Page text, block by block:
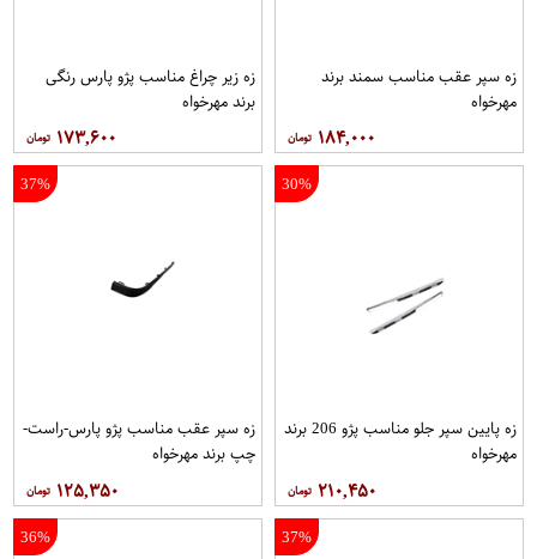
زه سپر عقب مناسب سمند برند
مهرخواه
۱۸۴,۰۰۰
زه زیر چراغ مناسب پژو پارس رنگی
برند مهرخواه
۱۷۳,۶۰۰
30%
زه پایین سپر جلو مناسب پژو 206 برند
مهرخواه
۲۱۰,۴۵۰
37%
زه سپر عقب مناسب پژو پارس-راست-
چپ برند مهرخواه
۱۲۵,۳۵۰
37%
36%